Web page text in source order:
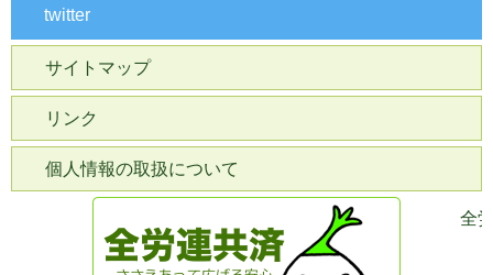
twitter
サイトマップ
リンク
個人情報の取扱について
全